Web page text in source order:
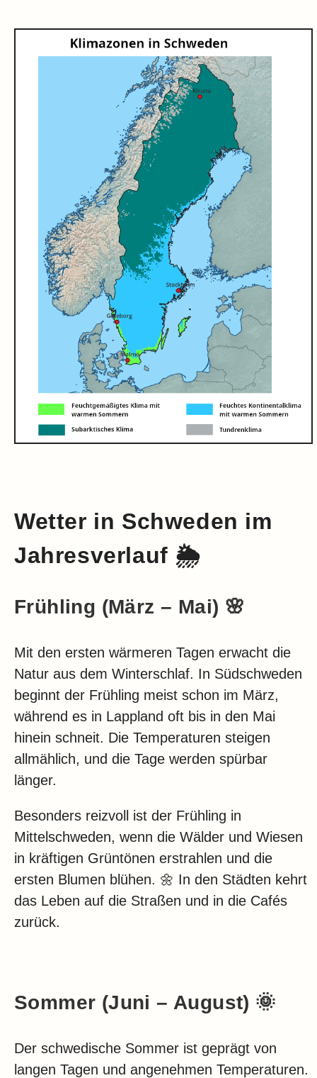
Wetter in Schweden im
Jahresverlauf 🌦️
Frühling (März – Mai) 🌸
Mit den ersten wärmeren Tagen erwacht die
Natur aus dem Winterschlaf. In Südschweden
beginnt der Frühling meist schon im März,
während es in Lappland oft bis in den Mai
hinein schneit. Die Temperaturen steigen
allmählich, und die Tage werden spürbar
länger.
Besonders reizvoll ist der Frühling in
Mittelschweden, wenn die Wälder und Wiesen
in kräftigen Grüntönen erstrahlen und die
ersten Blumen blühen. 🌼 In den Städten kehrt
das Leben auf die Straßen und in die Cafés
zurück.
Sommer (Juni – August) 🌞
Der schwedische Sommer ist geprägt von
langen Tagen und angenehmen Temperaturen.